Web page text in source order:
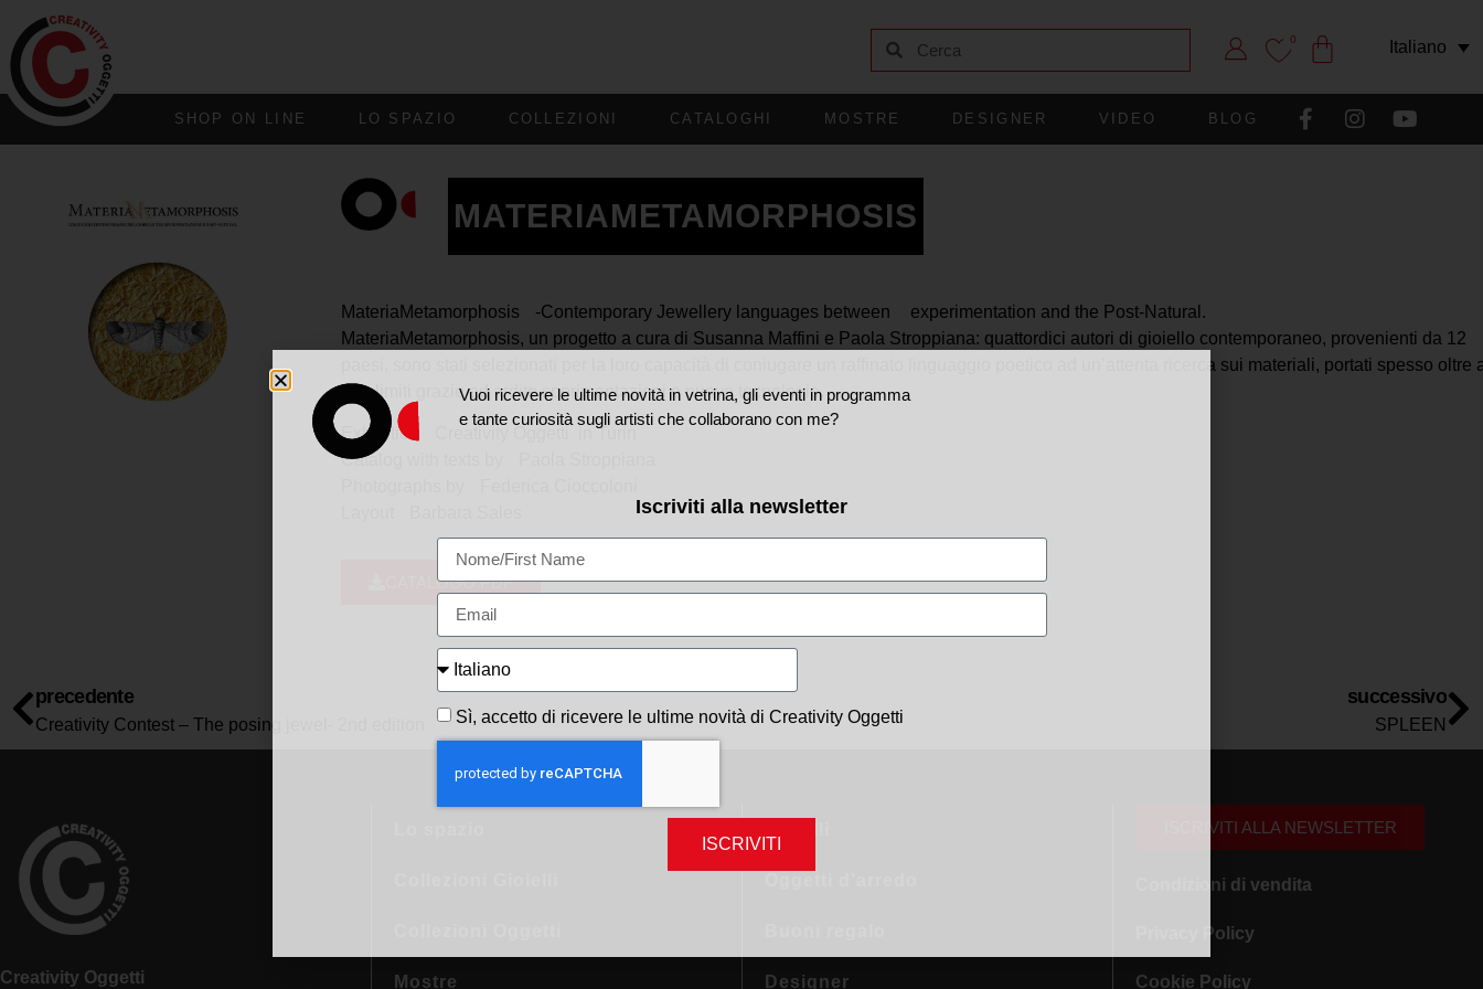
0 Italiano
SHOP ON LINE LO SPAZIO COLLEZIONI CATALOGHI MOSTRE DESIGNER VIDEO BLOG
MATERIAMETAMORPHOSIS
MateriaMetamorphosis -Contemporary Jewellery languages between experimentation and the Post-Natural.
MateriaMetamorphosis, un progetto a cura di Susanna Maffini e Paola Stroppiana: quattordici autori di gioiello contemporaneo, provenienti da 12
paesi, sono stati selezionati per la loro capacità di coniugare un raffinato linguaggio poetico ad un’attenta ricerca sui materiali, portati spesso oltre
loro limiti grazie ad ardite sperimentazioni e nuove tecnologie.
Exhibition Creativity Oggetti in Turin
Catalog with texts by Paola Stroppiana
CATALOGO PDF
precedente
Creativity Contest – The posing jewel- 2nd edition
successivo
SPLEEN
Creativity Oggetti Mostre Designer
ISCRIVITI ALLA NEWSLETTER
Condizioni di vendita
Privacy Policy
Cookie Policy
Vuoi ricevere le ultime novità in vetrina, gli eventi in programma
e tante curiosità sugli artisti che collaborano con me?
Iscriviti alla newsletter
Sì, accetto di ricevere le ultime novità di Creativity Oggetti
ISCRIVITI